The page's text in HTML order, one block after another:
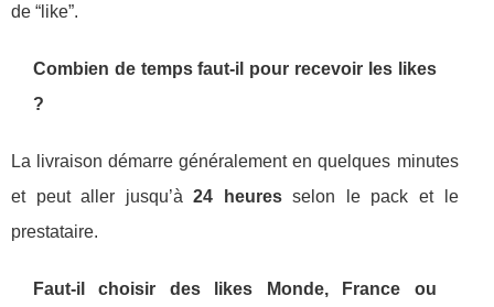
de “like”.
Combien de temps faut-il pour recevoir les likes
?
La livraison démarre généralement en quelques minutes
et peut aller jusqu’à24 heuresselon le pack et le
prestataire.
Faut-il choisir des likes Monde, France ou